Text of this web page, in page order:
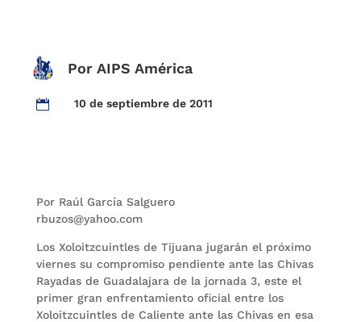
Por AIPS América
 10 de septiembre de 2011
Por Raúl García Salguero
rbuzos@yahoo.com
Los Xoloitzcuintles de Tijuana jugarán el próximo
viernes su compromiso pendiente ante las Chivas
Rayadas de Guadalajara de la jornada 3, este el
primer gran enfrentamiento oficial entre los
Xoloitzcuintles de Caliente ante las Chivas en esa